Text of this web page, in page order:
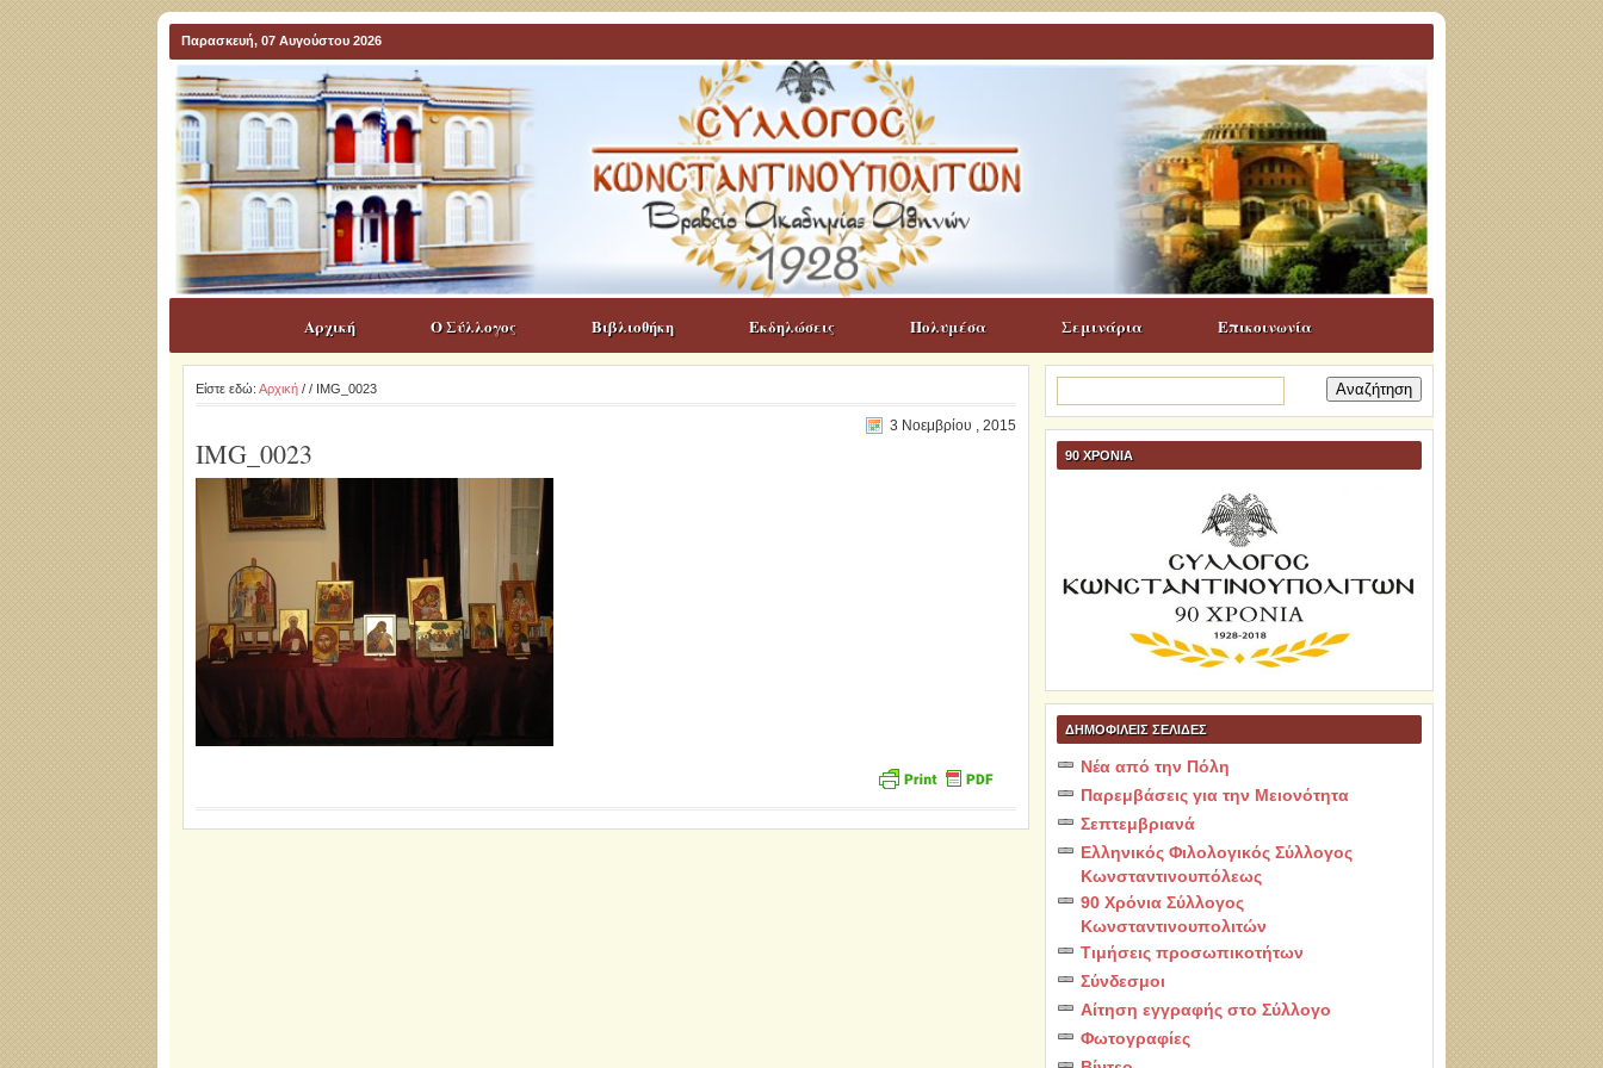
Παρασκευή, 07 Αυγούστου 2026
Αρχική Ο Σύλλογος Βιβλιοθήκη Εκδηλώσεις Πολυμέσα Σεμινάρια Επικοινωνία
Είστε εδώ: Αρχική/ / IMG_0023
3 Νοεμβρίου , 2015
IMG_0023
για:
90 ΧΡΟΝΙΑ
ΔΗΜΟΦΙΛΕΙΣ ΣΕΛΙΔΕΣ
Νέα από την Πόλη
Παρεμβάσεις για την Μειονότητα
Σεπτεμβριανά
Ελληνικός Φιλολογικός Σύλλογος
Κωνσταντινουπόλεως
90 Χρόνια Σύλλογος
Κωνσταντινουπολιτών
Τιμήσεις προσωπικοτήτων
Σύνδεσμοι
Αίτηση εγγραφής στο Σύλλογο
Φωτογραφίες